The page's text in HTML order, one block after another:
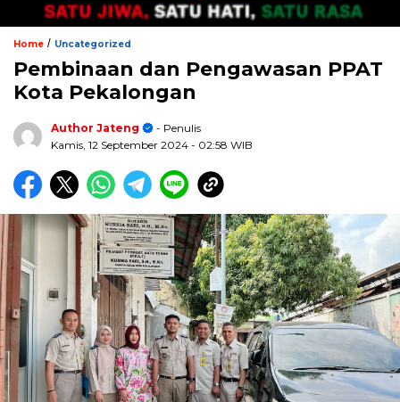
Home / Uncategorized
Pembinaan dan Pengawasan PPAT
Kota Pekalongan
Author Jateng
- Penulis
Kamis, 12 September 2024 - 02:58 WIB